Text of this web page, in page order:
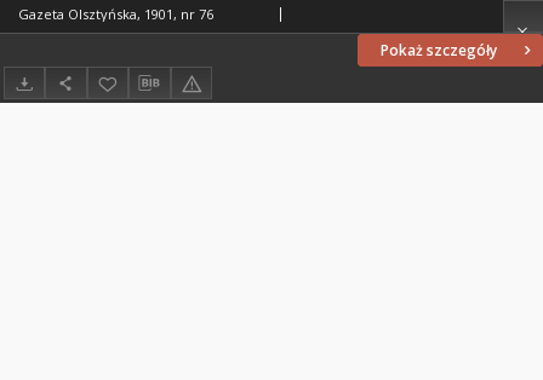
Pokaż szczegóły
Gazeta Olsztyńska, 1901, nr 76